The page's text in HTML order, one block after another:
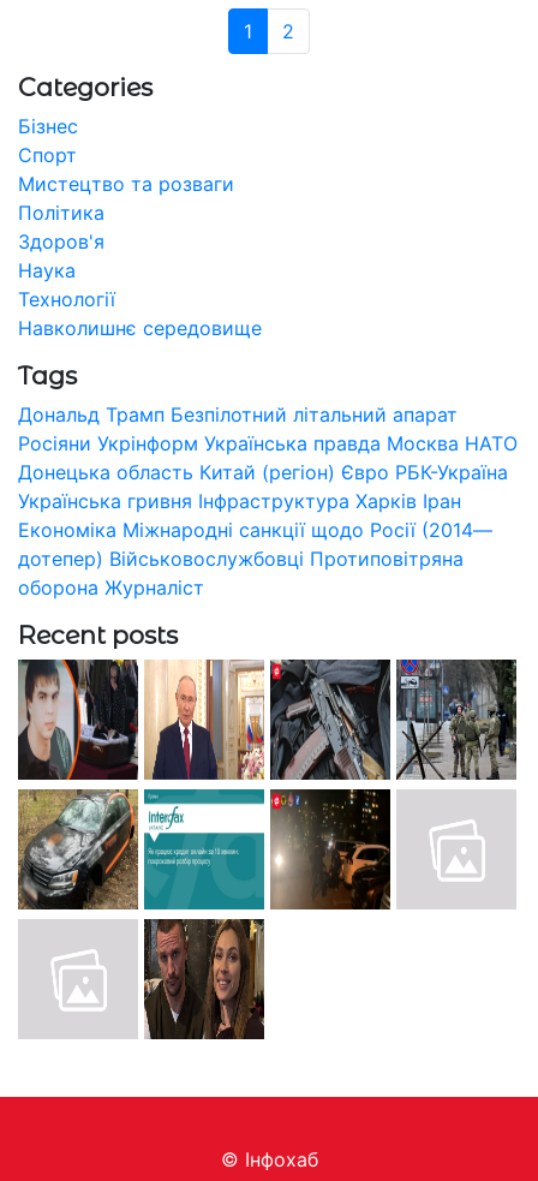
1 2
Categories
Бізнес
Спорт
Мистецтво та розваги
Політика
Здоров'я
Наука
Технології
Навколишнє середовище
Tags
Дональд Трамп Безпілотний літальний апарат
Росіяни Укрінформ Українська правда Москва НАТО
Донецька область Китай (регіон) Євро РБК-Україна
Українська гривня Інфраструктура Харків Іран
Економіка Міжнародні санкції щодо Росії (2014—
дотепер) Військовослужбовці Протиповітряна
оборона Журналіст
Recent posts
© Інфохаб